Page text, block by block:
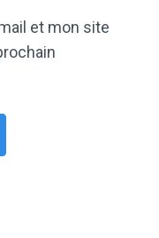
et mon site